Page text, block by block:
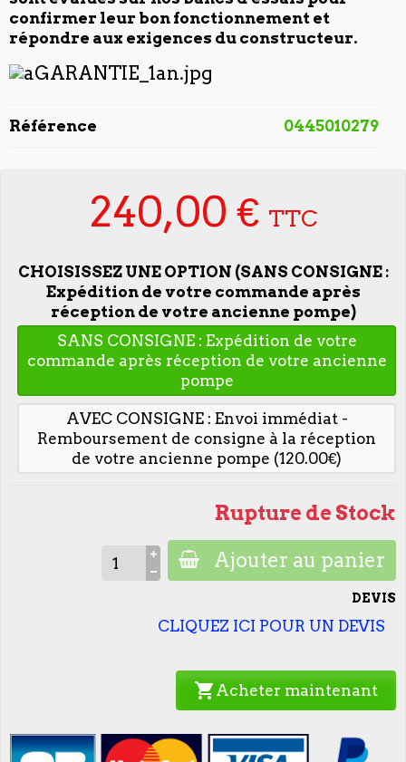
confirmer leur bon fonctionnement et
répondre aux exigences du constructeur.
Référence 0445010279
240,00 € TTC
CHOISISSEZ UNE OPTION (SANS CONSIGNE :
Expédition de votre commande après
réception de votre ancienne pompe)
SANS CONSIGNE : Expédition de votre
commande après réception de votre ancienne
pompe
AVEC CONSIGNE : Envoi immédiat -
Remboursement de consigne à la réception
de votre ancienne pompe (120.00€)
Rupture de Stock
Ajouter au panier
DEVIS
CLIQUEZ ICI POUR UN DEVIS
shopping_cart Acheter maintenant